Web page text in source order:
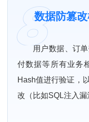
数据防篡改
用户数据、订
付数据等所有业务
Hash值进行验证，
改（比如SQL注入漏